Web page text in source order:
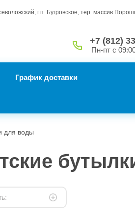
г.п. Бугровское, тер. массив
+7 (812)
Пн-пт с
График доставки
для воды